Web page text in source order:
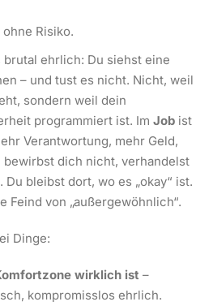
Risiko.
brutal ehrlich: Du siehst eine
– und tust es nicht. Nicht, weil
sondern weil dein
programmiert ist. Im Job ist
Verantwortung, mehr Geld,
bewirbst dich nicht, verhandelst
bleibst dort, wo es „okay“ ist.
Feind von „außergewöhnlich“.
Dinge:
wirklich ist –
kompromisslos ehrlich.